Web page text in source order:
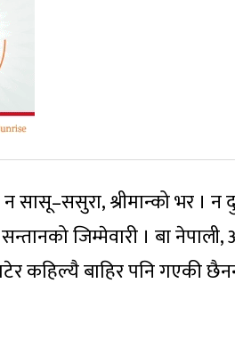
सासू–ससुरा, श्रीमान्को भर । न
जिम्मेवारी । बा
कहिल्यै बाहिर पनि गएकी